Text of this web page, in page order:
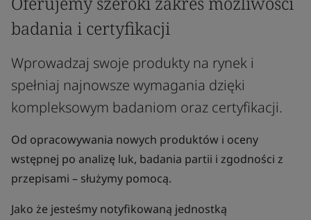
badania i certyfikacji
Wprowadzaj swoje produkty na rynek i
spełniaj najnowsze wymagania dzięki
kompleksowym badaniom oraz certyfikacji.
Od opracowywania nowych produktów i oceny
wstępnej po analizę luk, badania partii i zgodności z
przepisami – służymy pomocą.
Jako że jesteśmy notyfikowaną jednostką